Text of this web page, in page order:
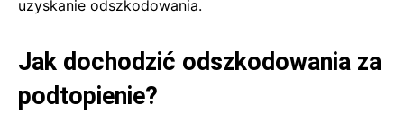
uzyskanie odszkodowania.
Jak dochodzić odszkodowania za
podtopienie?